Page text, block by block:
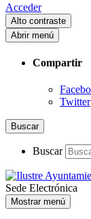
Acceder
Alto contraste
Abrir menú
Compartir
Twitter
Buscar
Buscar
Sede Electrónica
Mostrar menú